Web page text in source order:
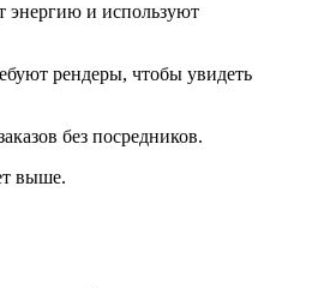
энергию и используют
рендеры, чтобы увидеть
без посредников.
выше.